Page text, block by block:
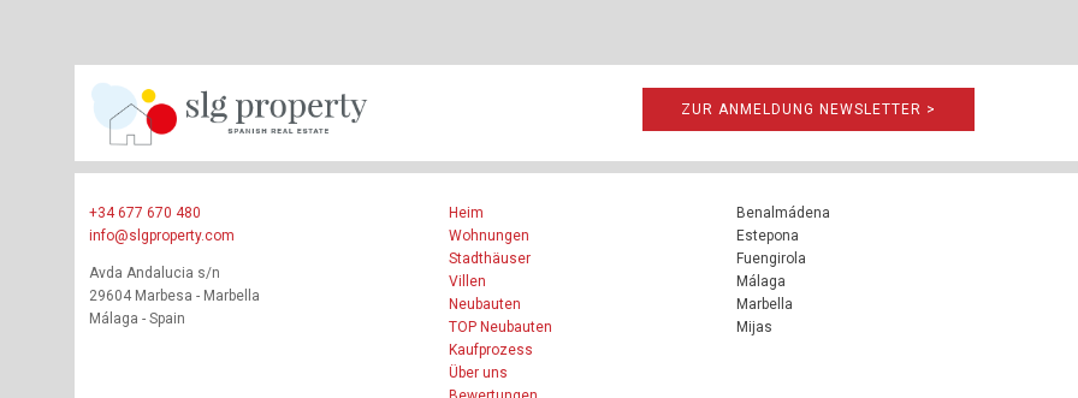
ZUR ANMELDUNG NEWSLETTER >
+34 677 670 480
info@slgproperty.com
Avda Andalucia s/n
29604 Marbesa - Marbella
Málaga - Spain
Heim
Wohnungen
Stadthäuser
Villen
Neubauten
TOP Neubauten
Kaufprozess
Über uns
Benalmádena
Estepona
Fuengirola
Málaga
Marbella
Mijas